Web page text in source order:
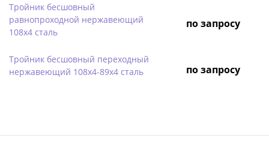
Тройник бесшовный
равнопроходной нержавеющий
108х4 сталь
по запросу
Тройник бесшовный переходный
нержавеющий 108х4-89х4 сталь
по запросу